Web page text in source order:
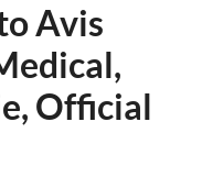
Avis
Official